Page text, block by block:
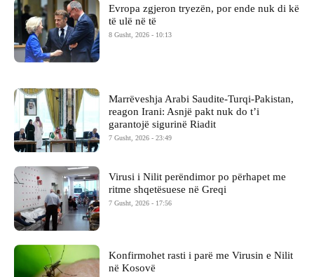
Evropa zgjeron tryezën, por ende nuk di kë
të ulë në të
8 Gusht, 2026 - 10:13
Marrëveshja Arabi Saudite-Turqi-Pakistan,
reagon Irani: Asnjë pakt nuk do t’i
garantojë sigurinë Riadit
7 Gusht, 2026 - 23:49
Virusi i Nilit perëndimor po përhapet me
ritme shqetësuese në Greqi
7 Gusht, 2026 - 17:56
Konfirmohet rasti i parë me Virusin e Nilit
në Kosovë